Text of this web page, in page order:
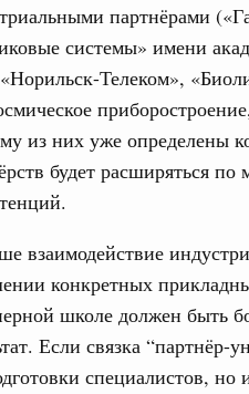
партнёрами
системы» имени
Телеком»,
из них уже определены
будет расширяться
взаимодействие
конкретных
школе должен быть
Если связка
специалистов,
Оверчука по
экономический союз.
кооперации в
продовольственной
перевозок,